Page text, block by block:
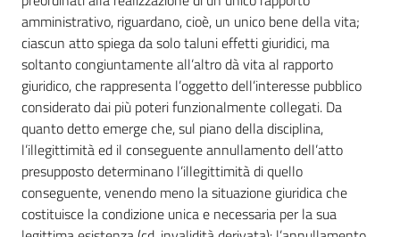
amministrativo, riguardano, cioè, un unico bene della vita;
ciascun atto spiega da solo taluni effetti giuridici, ma
soltanto congiuntamente all’altro dà vita al rapporto
giuridico, che rappresenta l’oggetto dell’interesse pubblico
considerato dai più poteri funzionalmente collegati. Da
quanto detto emerge che, sul piano della disciplina,
l’illegittimità ed il conseguente annullamento dell’atto
presupposto determinano l’illegittimità di quello
conseguente, venendo meno la situazione giuridica che
costituisce la condizione unica e necessaria per la sua